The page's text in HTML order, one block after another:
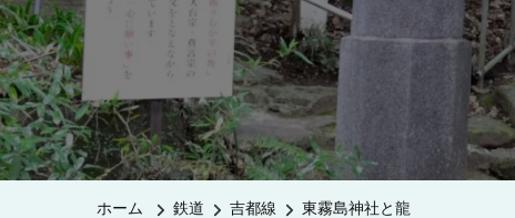
ホーム 鉄道 吉都線 東霧島神社と龍